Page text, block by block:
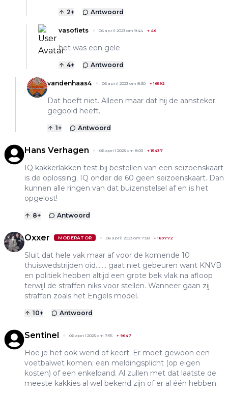
2+ Antwoord
vasofiets 06 april 2023 om 9:44 + 46
het was een gele
4+ Antwoord
vandenhaas4 06 april 2023 om 8:30 +16592
Dat hoeft niet. Alleen maar dat hij de aansteker
gegooid heeft.
1+ Antwoord
Hans Verhagen 06 april 2023 om 8:03 +15437
IQ kakkerlakken test bij bestellen van een seizoenskaart
is de oplossing. IQ onder de 60 geen seizoenskaart. Dan
kunnen alle ringen van dat buizenstelsel af en is het
opgelost!
8+ Antwoord
Oxxer MODERATOR 06 april 2023 om 7:58 +189772
Sluit dat hele vak maar af voor de komende 10
thuiswedstrijden oid……. gaat niet gebeuren want KNVB
en politiek hebben altijd een grote bek vlak na afloop
terwijl de straffen niks voor stellen. Wanneer gaan zij
straffen zoals het Engels model.
10+ Antwoord
Sentinel 06 april 2023 om 7:55 + 9647
Hoe je het ook wend of keert. Er moet gewoon een
voetbalwet komen; een meldingsplicht (op eigen
kosten) of een enkelband. Al zullen met dat laatste de
meeste kakkies al wel bekend zijn of er al één hebben.